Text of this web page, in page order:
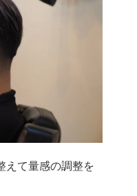
えて量感の調整を